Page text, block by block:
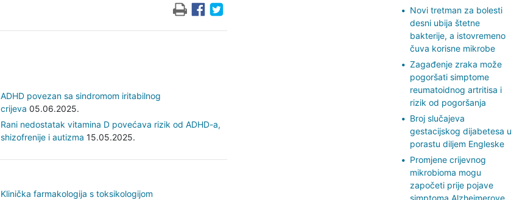
ADHD povezan sa sindromom iritabilnog
crijeva 05.06.2025.
Rani nedostatak vitamina D povećava rizik od ADHD-a,
shizofrenije i autizma 15.05.2025.
Klinička farmakologija s toksikologijom
Novi tretman za bolesti
desni ubija štetne
bakterije, a istovremeno
čuva korisne mikrobe
Zagađenje zraka može
pogoršati simptome
reumatoidnog artritisa i
rizik od pogoršanja
Broj slučajeva
gestacijskog dijabetesa u
porastu diljem Engleske
Promjene crijevnog
mikrobioma mogu
započeti prije pojave
simptoma Alzheimerove